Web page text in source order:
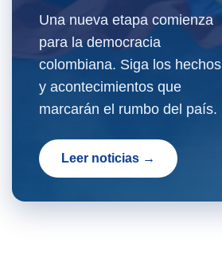
Una nueva etapa comienza
para la democracia
colombiana. Siga los hechos
y acontecimientos que
marcarán el rumbo del país.
Leer noticias →